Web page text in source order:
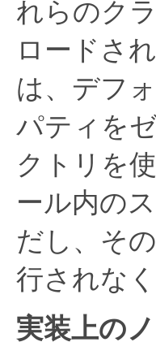
れらのク
ロードされ
は、デフ
パティを
クトリを
ール内の
だし、そ
行されな
実装上の